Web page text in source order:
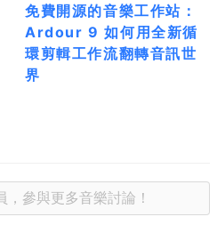
免費開源的音樂工作站：
Ardour 9 如何用全新循
環剪輯工作流翻轉音訊世
界